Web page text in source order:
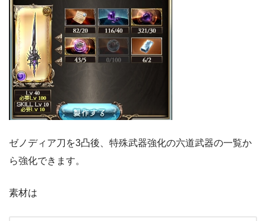
ゼノディア刀を3凸後、特殊武器強化の六道武器の一覧か
ら強化できます。
素材は